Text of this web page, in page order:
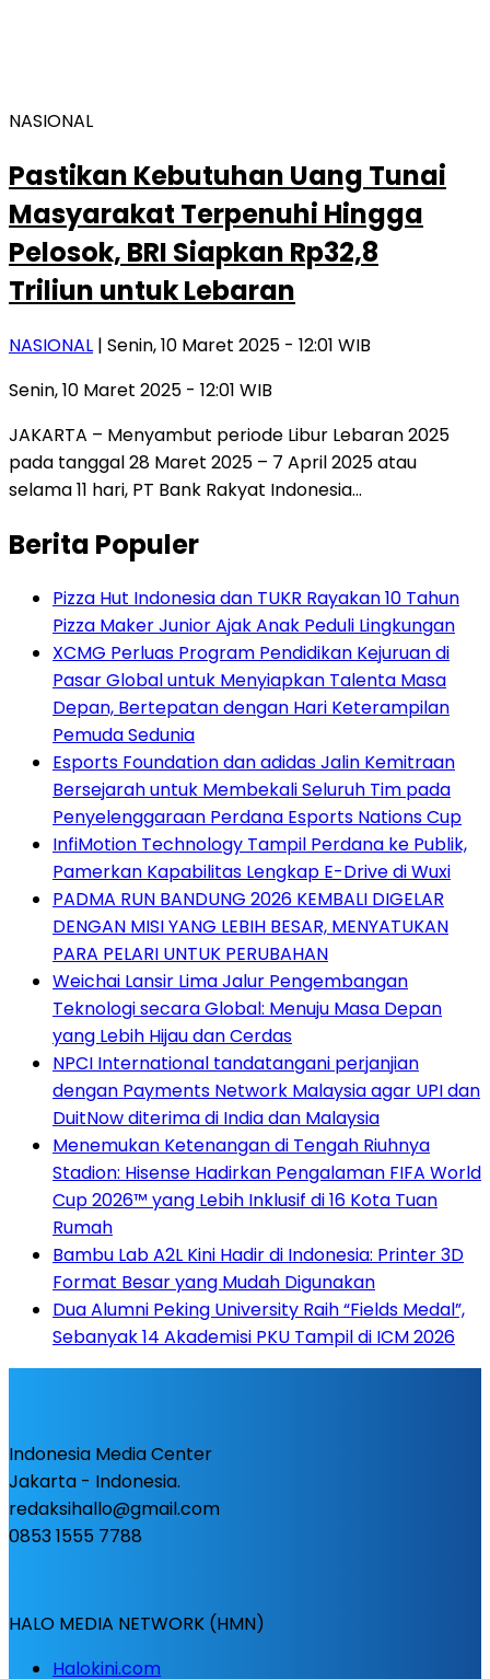
NASIONAL
Pastikan Kebutuhan Uang Tunai
Masyarakat Terpenuhi Hingga
Pelosok, BRI Siapkan Rp32,8
Triliun untuk Lebaran
NASIONAL | Senin, 10 Maret 2025 - 12:01 WIB
Senin, 10 Maret 2025 - 12:01 WIB
JAKARTA – Menyambut periode Libur Lebaran 2025
pada tanggal 28 Maret 2025 – 7 April 2025 atau
selama 11 hari, PT Bank Rakyat Indonesia…
Berita Populer
Pizza Hut Indonesia dan TUKR Rayakan 10 Tahun
Pizza Maker Junior Ajak Anak Peduli Lingkungan
XCMG Perluas Program Pendidikan Kejuruan di
Pasar Global untuk Menyiapkan Talenta Masa
Depan, Bertepatan dengan Hari Keterampilan
Pemuda Sedunia
Esports Foundation dan adidas Jalin Kemitraan
Bersejarah untuk Membekali Seluruh Tim pada
Penyelenggaraan Perdana Esports Nations Cup
InfiMotion Technology Tampil Perdana ke Publik,
Pamerkan Kapabilitas Lengkap E-Drive di Wuxi
PADMA RUN BANDUNG 2026 KEMBALI DIGELAR
DENGAN MISI YANG LEBIH BESAR, MENYATUKAN
PARA PELARI UNTUK PERUBAHAN
Weichai Lansir Lima Jalur Pengembangan
Teknologi secara Global: Menuju Masa Depan
yang Lebih Hijau dan Cerdas
NPCI International tandatangani perjanjian
dengan Payments Network Malaysia agar UPI dan
DuitNow diterima di India dan Malaysia
Menemukan Ketenangan di Tengah Riuhnya
Stadion: Hisense Hadirkan Pengalaman FIFA World
Cup 2026™ yang Lebih Inklusif di 16 Kota Tuan
Rumah
Bambu Lab A2L Kini Hadir di Indonesia: Printer 3D
Format Besar yang Mudah Digunakan
Dua Alumni Peking University Raih “Fields Medal”,
Sebanyak 14 Akademisi PKU Tampil di ICM 2026
Indonesia Media Center
Jakarta - Indonesia.
redaksihallo@gmail.com
0853 1555 7788
HALO MEDIA NETWORK (HMN)
Halokini.com